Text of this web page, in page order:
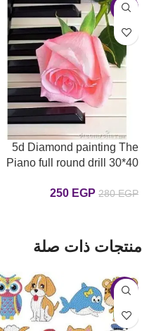
-11%
5d Diamond painting The
Piano full round drill 30*40
280EGP
250 EGP
منتجات ذات صلة
-30%